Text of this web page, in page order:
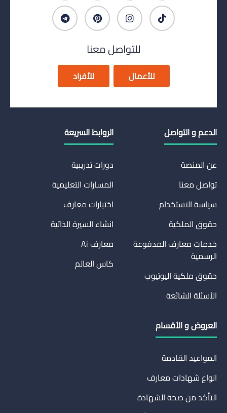
للتواصل معنا
للأعمال للأفراد
الدعم و التواصل
عن المنصة
تواصل معنا
سياسة الاستخدام
حقوق الملكية
خدمات معارف المدفوعة
الرسمية
حقوق ملكية اليوتيوب
الأسئلة الشائعة
الروابط السريعة
دورات تدريبية
المسارات التعليمية
اختبارات معارف
انشاء السيرة الذاتية
معارف Ai
كاس العالم
العروض و الأقسام
المواعيد القادمة
انواع شهادات معارف
التأكد من صحة الشهادة